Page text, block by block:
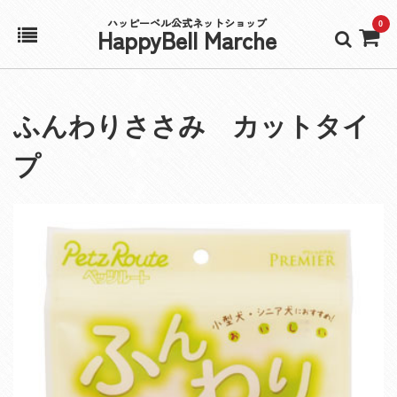
ハッピーベル公式ネットショップ
HappyBell Marche 0
アカウント
カート
ふんわりささみ カットタイ
プ